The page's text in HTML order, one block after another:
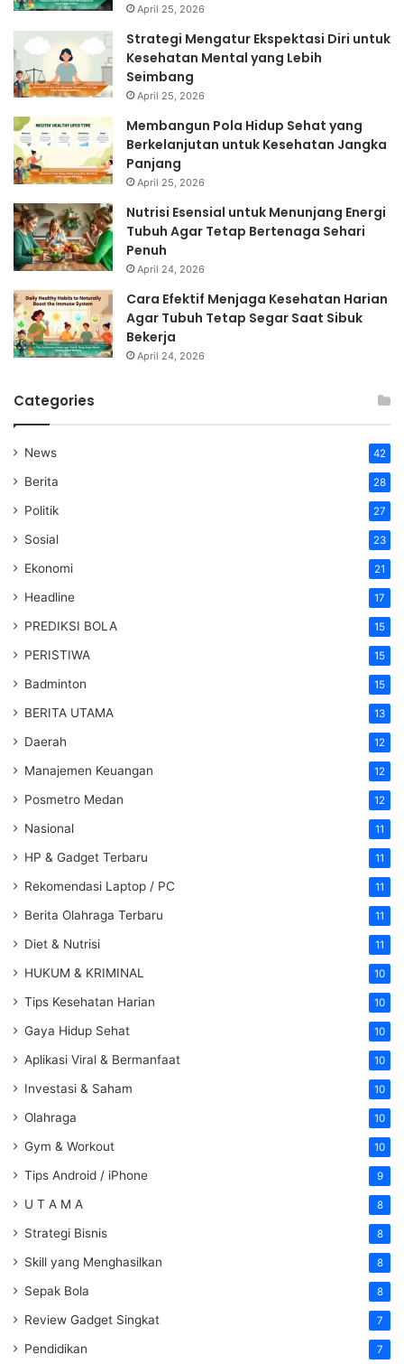
April 25, 2026
Strategi Mengatur Ekspektasi Diri untuk
Kesehatan Mental yang Lebih
Seimbang
April 25, 2026
Membangun Pola Hidup Sehat yang
Berkelanjutan untuk Kesehatan Jangka
Panjang
April 25, 2026
Nutrisi Esensial untuk Menunjang Energi
Tubuh Agar Tetap Bertenaga Sehari
Penuh
April 24, 2026
Cara Efektif Menjaga Kesehatan Harian
Agar Tubuh Tetap Segar Saat Sibuk
Bekerja
April 24, 2026
Categories
News 42
Berita 28
Politik 27
Sosial 23
Ekonomi 21
Headline 17
PREDIKSI BOLA 15
PERISTIWA 15
Badminton 15
BERITA UTAMA 13
Daerah 12
Manajemen Keuangan 12
Posmetro Medan 12
Nasional 11
HP & Gadget Terbaru 11
Rekomendasi Laptop / PC 11
Berita Olahraga Terbaru 11
Diet & Nutrisi 11
HUKUM & KRIMINAL 10
Tips Kesehatan Harian 10
Gaya Hidup Sehat 10
Aplikasi Viral & Bermanfaat 10
Investasi & Saham 10
Olahraga 10
Gym & Workout 10
Tips Android / iPhone 9
U T A M A 8
Strategi Bisnis 8
Skill yang Menghasilkan 8
Sepak Bola 8
Review Gadget Singkat 7
Pendidikan 7